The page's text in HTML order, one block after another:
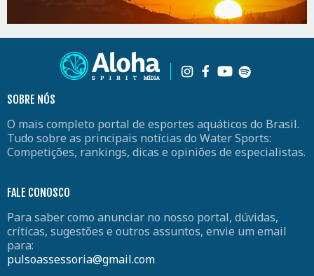
SOBRE NÓS
O mais completo portal de esportes aquáticos do Brasil.
Tudo sobre as principais notícias do Water Sports:
Competições, rankings, dicas e opiniões de especialistas.
FALE CONOSCO
Para saber como anunciar no nosso portal, dúvidas,
críticas, sugestões e outros assuntos, envie um email
para:
pulsoassessoria@gmail.com